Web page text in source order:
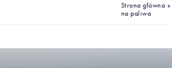
Strona główna »
na paliwa